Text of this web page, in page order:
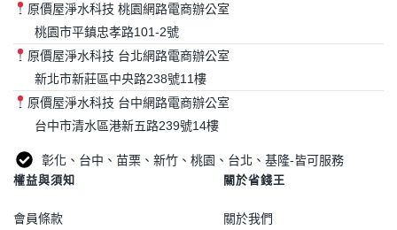
原價屋淨水科技 桃園網路電商辦公室
桃園市平鎮忠孝路101-2號
原價屋淨水科技 台北網路電商辦公室
新北市新莊區中央路238號11樓
原價屋淨水科技 台中網路電商辦公室
台中市清水區港新五路239號14樓
彰化、台中、苗栗、新竹、桃園、台北、基隆-皆可服務
權益與須知
會員條款
關於省錢王
關於我們